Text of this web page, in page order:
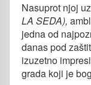
Nasuprot njoj
LA SEDA),
jedna od
danas pod
izuzetno
grada koji je